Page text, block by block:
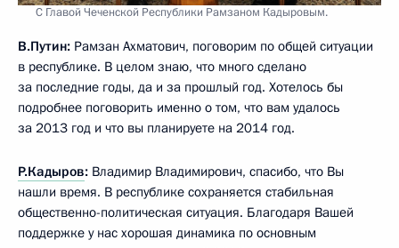
С Главой Чеченской Республики Рамзаном Кадыровым.
В.Путин: Рамзан Ахматович, поговорим по общей ситуации
в республике. В целом знаю, что много сделано
за последние годы, да и за прошлый год. Хотелось бы
подробнее поговорить именно о том, что вам удалось
за 2013 год и что вы планируете на 2014 год.
Р.Кадыров: Владимир Владимирович, спасибо, что Вы
нашли время. В республике сохраняется стабильная
общественно-политическая ситуация. Благодаря Вашей
поддержке у нас хорошая динамика по основным